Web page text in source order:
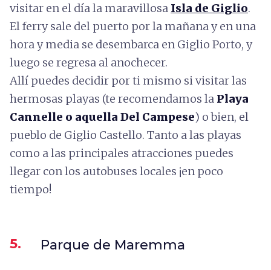
visitar en el día la maravillosa Isla de Giglio.
El ferry sale del puerto por la mañana y en una
hora y media se desembarca en Giglio Porto, y
luego se regresa al anochecer.
Allí puedes decidir por ti mismo si visitar las
hermosas playas (te recomendamos la Playa
Cannelle o aquella Del Campese) o bien, el
pueblo de Giglio Castello. Tanto a las playas
como a las principales atracciones puedes
llegar con los autobuses locales ¡en poco
tiempo!
5. Parque de Maremma